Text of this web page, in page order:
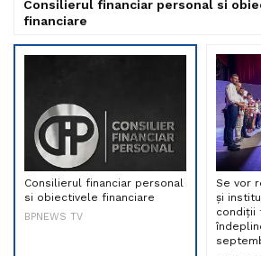
Consilierul financiar personal si
financiare
Consilierul financiar personal
si obiectivele financiare
BPNEWS TV
Se vor
și
condiții